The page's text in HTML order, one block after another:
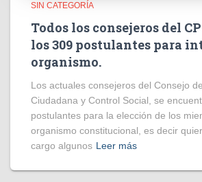
SIN CATEGORÍA
Todos los consejeros del
los 309 postulantes para
organismo.
Los actuales consejeros del Consejo
Ciudadana y Control Social, se
postulantes para la elección de los
organismo constitucional, es decir
cargo algunos Leer más